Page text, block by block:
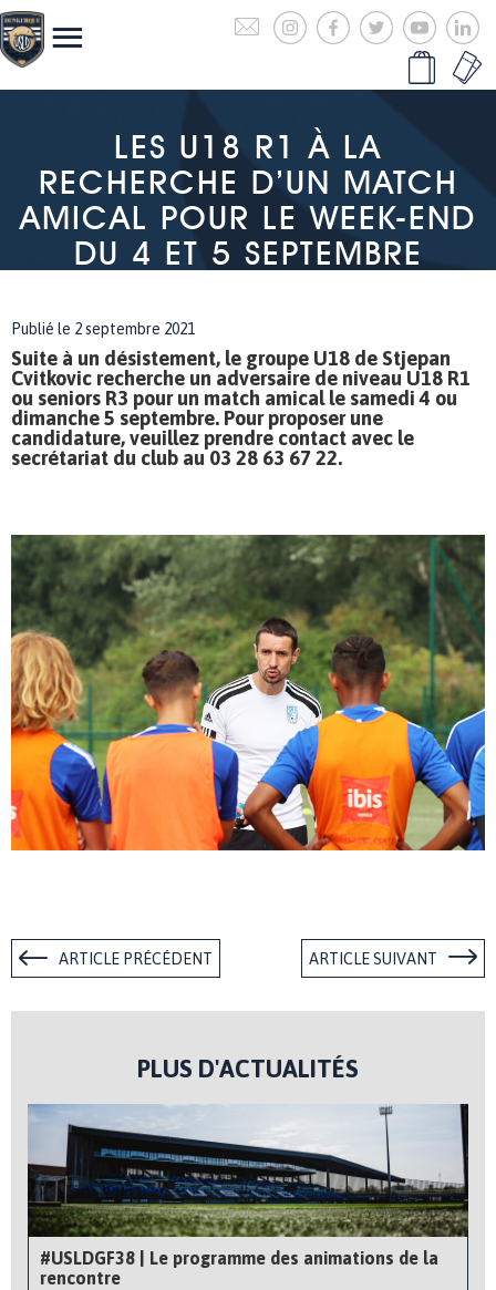
LES U18 R1 À LA
RECHERCHE D’UN MATCH
AMICAL POUR LE WEEK-END
DU 4 ET 5 SEPTEMBRE
Publié le 2 septembre 2021
Suite à un désistement, le groupe U18 de Stjepan
Cvitkovic recherche un adversaire de niveau U18 R1
ou seniors R3 pour un match amical le samedi 4 ou
dimanche 5 septembre. Pour proposer une
candidature, veuillez prendre contact avec le
secrétariat du club au 03 28 63 67 22.
ARTICLE PRÉCÉDENT ARTICLE SUIVANT
PLUS D'ACTUALITÉS
#USLDGF38 | Le programme des animations de la
rencontre